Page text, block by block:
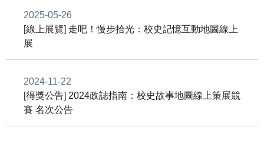
2025-05-26
[線上展覽] 走吧！慢步拾光：校史記憶互動地圖線上
展
2024-11-22
[得獎公告] 2024政誌指南：校史故事地圖線上策展競
賽 名次公告